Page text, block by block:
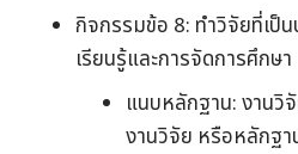
กิจกรรมข้อ 8: ทำวิจัยที่เป็
เรียนรู้และการจัดการศึกษา
แนบหลักฐาน: งานวิ
งานวิจัย หรือหลักฐ